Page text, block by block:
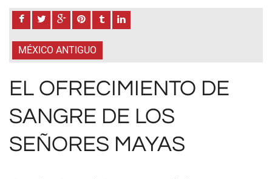
MÉXICO ANTIGUO
EL OFRECIMIENTO DE
SANGRE DE LOS
SEÑORES MAYAS